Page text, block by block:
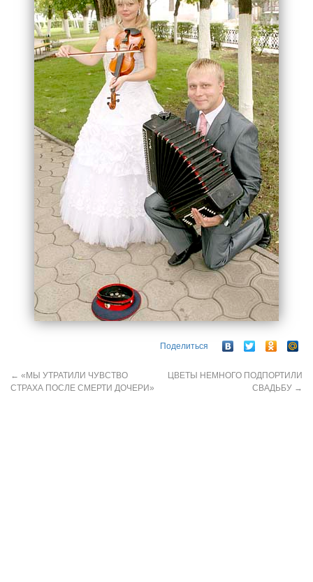
Поделиться
← «МЫ УТРАТИЛИ ЧУВСТВО
СТРАХА ПОСЛЕ СМЕРТИ ДОЧЕРИ»
ЦВЕТЫ НЕМНОГО ПОДПОРТИЛИ
СВАДЬБУ →